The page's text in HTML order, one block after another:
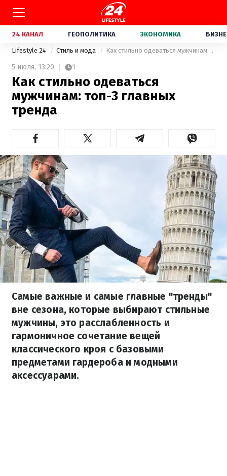
24 КАНАЛ ГЕОПОЛИТИКА ЭКОНОМИКА
Lifestyle 24 Стиль и мода Как стильно одеваться мужчинам: топ-3 главных тренда
5 июля, 13:20 1
Как стильно одеваться
мужчинам: топ-3 главных
тренда
Самые важные и самые главные "тренды"
вне сезона, которые выбирают стильные
мужчины, это расслабленность и
гармоничное сочетание вещей
классического кроя с базовыми
предметами гардероба и модными
аксессуарами.